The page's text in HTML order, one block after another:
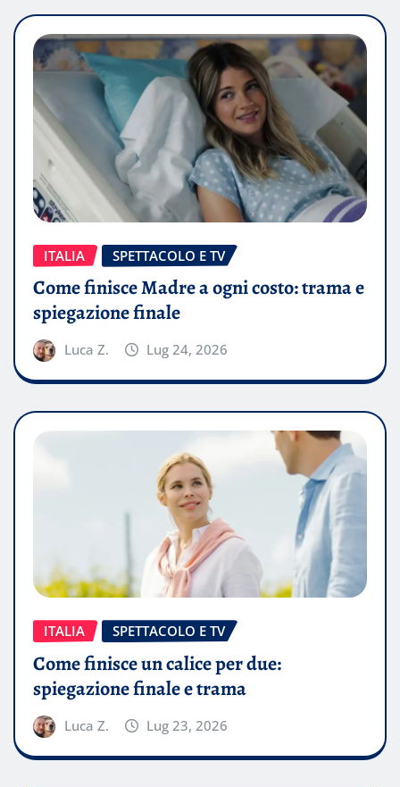
ITALIA SPETTACOLO E TV
Come finisce Madre a ogni costo: trama e
spiegazione finale
Luca Z. Lug 24, 2026
ITALIA SPETTACOLO E TV
Come finisce un calice per due:
spiegazione finale e trama
Luca Z. Lug 23, 2026